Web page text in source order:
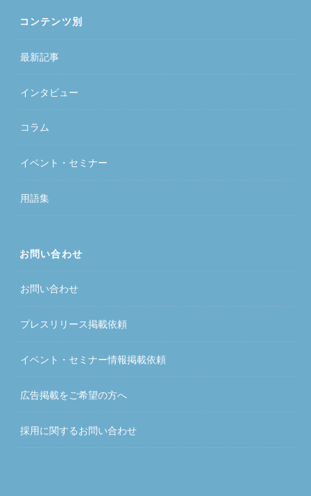
コンテンツ別
最新記事
インタビュー
コラム
イベント・セミナー
用語集
お問い合わせ
お問い合わせ
プレスリリース掲載依頼
イベント・セミナー情報掲載依頼
広告掲載をご希望の方へ
採用に関するお問い合わせ